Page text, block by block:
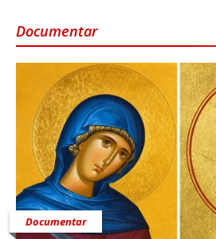
Documentar
Documentar